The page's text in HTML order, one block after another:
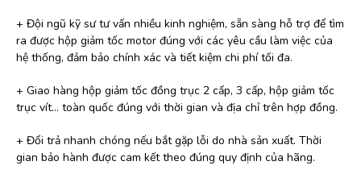
+ Đội ngũ kỹ sư tư vấn nhiều kinh nghiệm, sẵn sàng hỗ trợ để tìm
ra được hộp giảm tốc motor đúng với các yêu cầu làm việc của
hệ thống, đảm bảo chính xác và tiết kiệm chi phí tối đa.
+ Giao hàng hộp giảm tốc đồng trục 2 cấp, 3 cấp, hộp giảm tốc
trục vít… toàn quốc đúng với thời gian và địa chỉ trên hợp đồng.
+ Đổi trả nhanh chóng nếu bắt gặp lỗi do nhà sản xuất. Thời
gian bảo hành được cam kết theo đúng quy định của hãng.